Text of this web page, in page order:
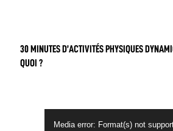
30 MINUTES D’ACTIVITÉS PHYSIQUES
QUOI ?
Media error: Format(s) not